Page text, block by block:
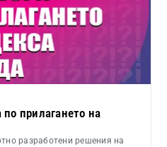
прилагането на
разработени решения на